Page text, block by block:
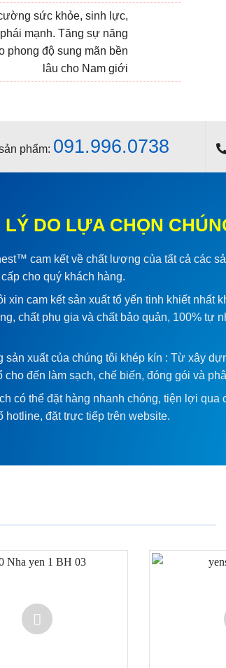
sức khỏe, sinh lực,
mạnh. Tăng sự năng
phong độ sung mãn bền
lâu cho Nam giới
phẩm: 091.996.0738
LÝ DO LỰA CHỌN
cam kết về chất lượng của tất cả các
cho quý khách hàng.
xin cam kết sản xuất tổ yến tinh khiết nhất
chất phụ gia và chất bảo quản, 100% tự
sản xuất của chúng tôi khép kín : Từ xây
cho đến làm sạch, chế biến, đóng gói và
có thể đặt hàng nhanh chóng, tiện lợi qua
hotline, đặt trực tiếp trên website.